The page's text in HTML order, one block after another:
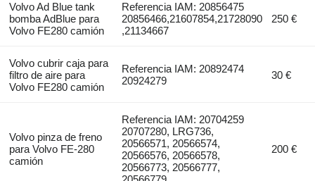
Volvo Ad Blue tank
bomba AdBlue para
Volvo FE280 camión
Referencia IAM: 20856475
20856466,21607854,21728090
,21134667
250 €
Volvo cubrir caja para
filtro de aire para
Volvo FE280 camión
Referencia IAM: 20892474
20924279
30 €
Volvo pinza de freno
para Volvo FE-280
camión
Referencia IAM: 20704259
20707280, LRG736,
20566571, 20566574,
20566576, 20566578,
20566773, 20566777,
200 €